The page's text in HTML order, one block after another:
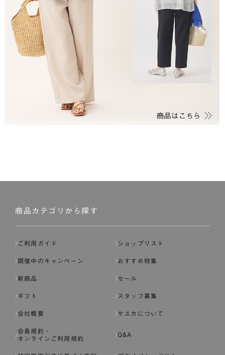
商品カテゴリから探す
ご利用ガイド ショップリスト
開催中のキャンペーン おすすめ特集
新商品 セール
ギフト スタッフ募集
会社概要 ケユカについて
会員規約・
オンラインご利用規約
Q&A